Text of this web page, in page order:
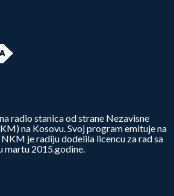
radio stanica od strane Nezavisne
na Kosovu. Svoj program emituje na
je radiju dodelila licencu za rad sa
martu 2015.godine.